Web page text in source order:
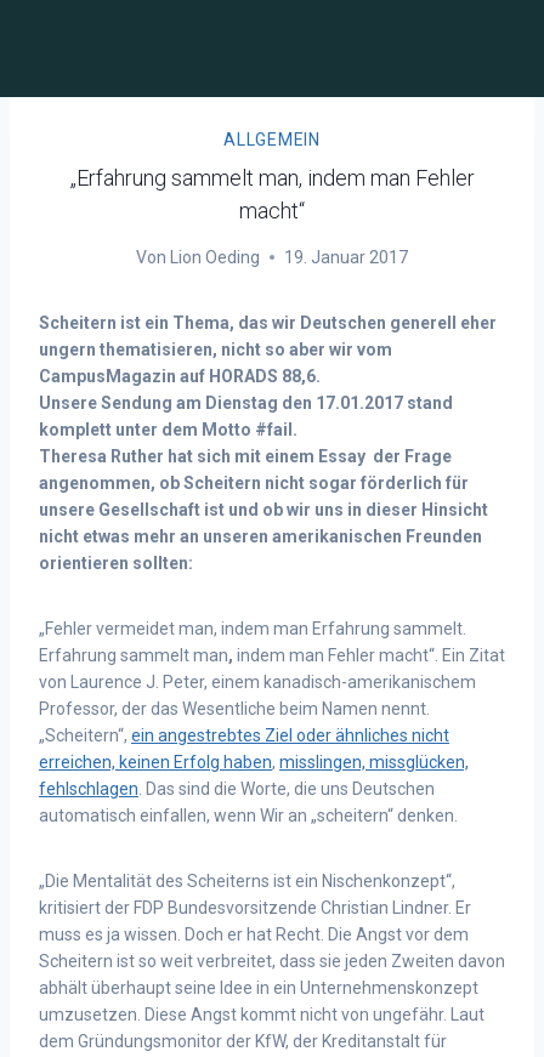
ALLGEMEIN
„Erfahrung sammelt man, indem man Fehler
macht“
Von Lion Oeding 19. Januar 2017
Scheitern ist ein Thema, das wir Deutschen generell eher
ungern thematisieren, nicht so aber wir vom
CampusMagazin auf HORADS 88,6.
Unsere Sendung am Dienstag den 17.01.2017 stand
komplett unter dem Motto #fail.
Theresa Ruther hat sich mit einem Essay der Frage
angenommen, ob Scheitern nicht sogar förderlich für
unsere Gesellschaft ist und ob wir uns in dieser Hinsicht
nicht etwas mehr an unseren amerikanischen Freunden
orientieren sollten:
„Fehler vermeidet man, indem man Erfahrung sammelt.
Erfahrung sammelt man, indem man Fehler macht“. Ein Zitat
von Laurence J. Peter, einem kanadisch-amerikanischem
Professor, der das Wesentliche beim Namen nennt.
„Scheitern“, ein angestrebtes Ziel oder ähnliches nicht
erreichen, keinen Erfolg haben, misslingen, missglücken,
fehlschlagen . Das sind die Worte, die uns Deutschen
automatisch einfallen, wenn Wir an „scheitern“ denken.
„Die Mentalität des Scheiterns ist ein Nischenkonzept“,
kritisiert der FDP Bundesvorsitzende Christian Lindner. Er
muss es ja wissen. Doch er hat Recht. Die Angst vor dem
Scheitern ist so weit verbreitet, dass sie jeden Zweiten davon
abhält überhaupt seine Idee in ein Unternehmenskonzept
umzusetzen. Diese Angst kommt nicht von ungefähr. Laut
dem Gründungsmonitor der KfW, der Kreditanstalt für